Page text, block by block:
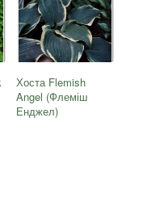
Хоста Flemish
Angel (Флеміш
Енджел)